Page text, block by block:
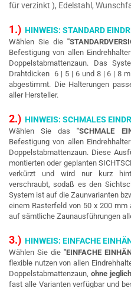
für verzinkt ), Edelstahl,
1.) HINWEIS: STANDARD
Wählen Sie die
Befestigung von allen
Doppelstabmattenzaun. Das
Drahtdicken 6 | 5 | 6 und 8 | 6 | 8
abgestimmt. Die Halterungen
aller Hersteller.
2.) HINWEIS: SCHMALES
Wählen Sie das"SCHMALE
Befestigung von allen
Doppelstabmattenzaun. Diese
montierten oder geplanten
verkürzt und wird nur kurz
verschraubt, sodaß es den
System ist auf die Zaunvarianten
einem Rasterfeld von 50 x 200
auf sämtliche Zaunausführungen
3.) HINWEIS: EINFACHE
Wählen Sie die "EINFACHE
flexible nutzen von allen
Doppelstabmattenzaun, ohne
fast alle Varianten verfügbar und